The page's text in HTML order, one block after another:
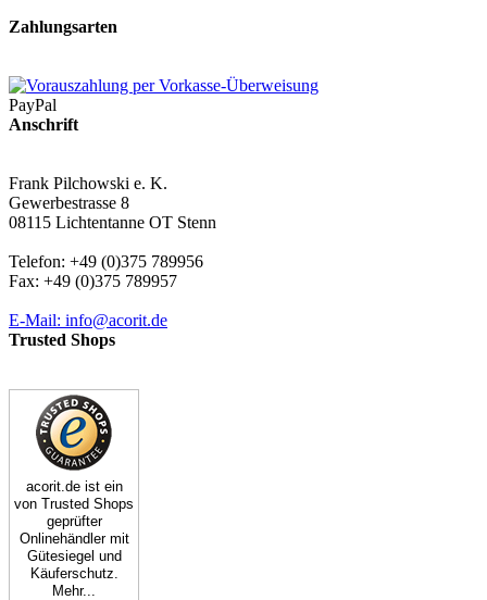
Zahlungsarten
PayPal
Anschrift
Frank Pilchowski e. K.
Gewerbestrasse 8
08115 Lichtentanne OT Stenn
Telefon: +49 (0)375 789956
Fax: +49 (0)375 789957
E-Mail: info@acorit.de
Trusted Shops
acorit.de ist ein
von Trusted Shops
geprüfter
Onlinehändler mit
Gütesiegel und
Käuferschutz.
Mehr...